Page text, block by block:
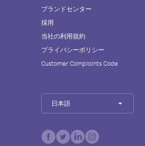
ブランドセンター
採用
当社の利用規約
プライバシーポリシー
Customer Complaints Code
日本語